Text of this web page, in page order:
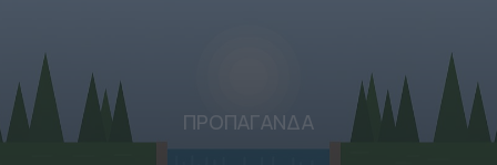
ΠΡΟΠΑΓΑΝΔΑ